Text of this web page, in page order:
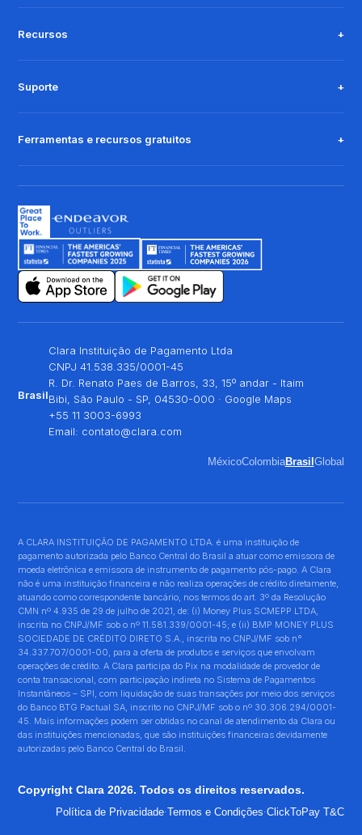
Recursos
Suporte
Ferramentas e recursos gratuitos
Brasil
Clara Instituição de Pagamento Ltda
CNPJ 41.538.335/0001-45
R. Dr. Renato Paes de Barros, 33, 15º andar - Itaim
Bibi, São Paulo - SP, 04530-000 · Google Maps
+55 11 3003-6993
Email: contato@clara.com
MéxicoColombiaBrasil Global
A CLARA INSTITUIÇÃO DE PAGAMENTO LTDA. é uma instituição de
pagamento autorizada pelo Banco Central do Brasil a atuar como emissora de
moeda eletrônica e emissora de instrumento de pagamento pós-pago. A Clara
não é uma instituição financeira e não realiza operações de crédito diretamente,
atuando como correspondente bancário, nos termos do art. 3º da Resolução
CMN nº 4.935 de 29 de julho de 2021, de: (i) Money Plus SCMEPP LTDA,
inscrita no CNPJ/MF sob o nº 11.581.339/0001-45; e (ii) BMP MONEY PLUS
SOCIEDADE DE CRÉDITO DIRETO S.A., inscrita no CNPJ/MF sob n°
34.337.707/0001-00, para a oferta de produtos e serviços que envolvam
operações de crédito. A Clara participa do Pix na modalidade de provedor de
conta transacional, com participação indireta no Sistema de Pagamentos
Instantâneos – SPI, com liquidação de suas transações por meio dos serviços
do Banco BTG Pactual SA, inscrito no CNPJ/MF sob o nº 30.306.294/0001-
45. Mais informações podem ser obtidas no canal de atendimento da Clara ou
das instituições mencionadas, que são instituições financeiras devidamente
autorizadas pelo Banco Central do Brasil.
Copyright Clara 2026. Todos os direitos reservados.
Política de Privacidade·Termos e Condições·ClickToPay T&C